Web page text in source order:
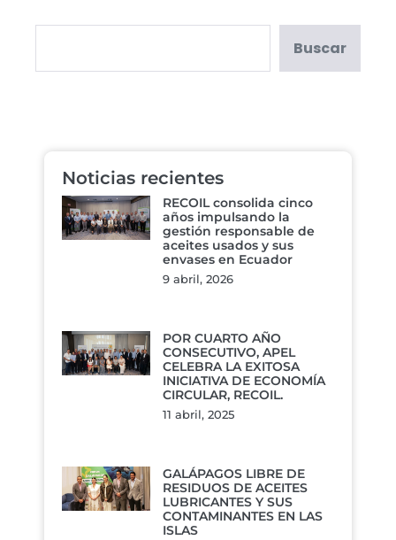
Buscar
Noticias recientes
RECOIL consolida cinco
años impulsando la
gestión responsable de
aceites usados y sus
envases en Ecuador
9 abril, 2026
POR CUARTO AÑO
CONSECUTIVO, APEL
CELEBRA LA EXITOSA
INICIATIVA DE ECONOMÍA
CIRCULAR, RECOIL.
11 abril, 2025
GALÁPAGOS LIBRE DE
RESIDUOS DE ACEITES
LUBRICANTES Y SUS
CONTAMINANTES EN LAS
ISLAS